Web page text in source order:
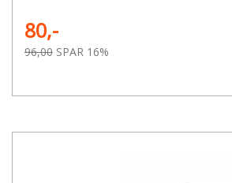
80,-
96,00 SPAR 16%